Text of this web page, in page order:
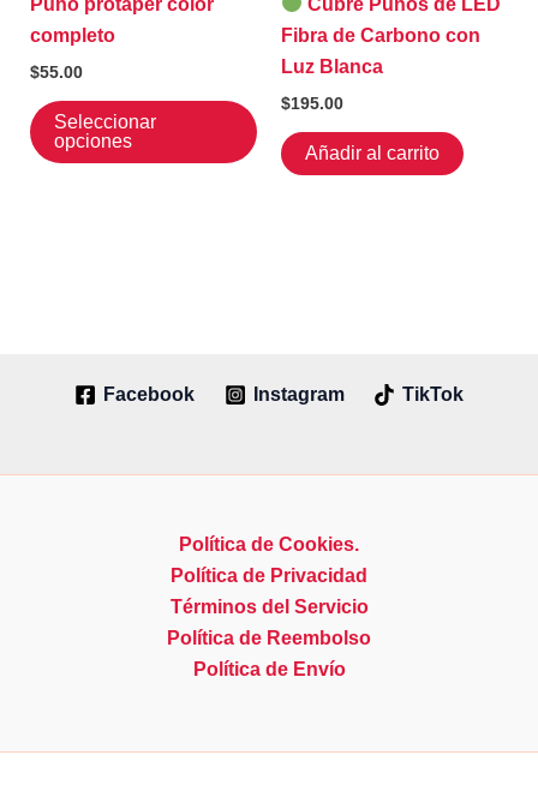
completo
$55.00
Seleccionar
opciones
Este
producto
tiene
elegir
página
producto
Fibra de Carbono con
Luz Blanca
$195.00
Añadir al carrito
Facebook Instagram TikTok
Política de Cookies.
Política de Privacidad
Términos del Servicio
Política de Reembolso
Política de Envío